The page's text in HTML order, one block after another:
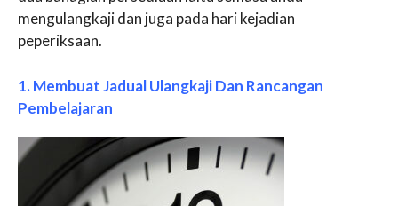
mengulangkaji dan juga pada hari kejadian
peperiksaan.
1. Membuat Jadual Ulangkaji Dan Rancangan
Pembelajaran